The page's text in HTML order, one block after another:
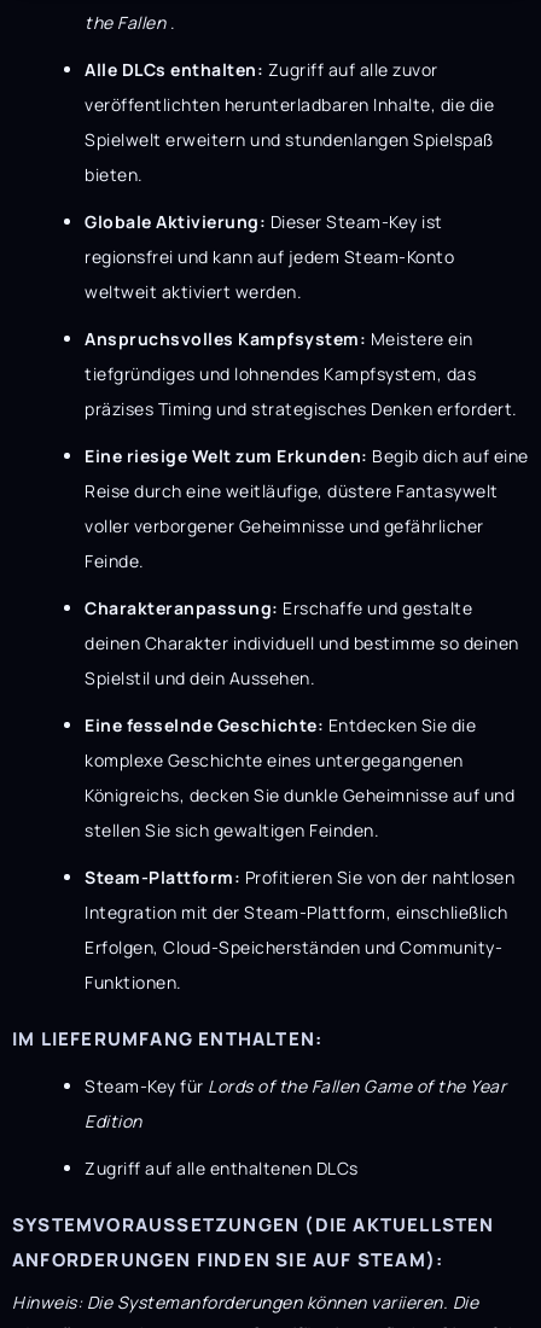
the Fallen.
Alle DLCs enthalten: Zugriff auf alle zuvor
veröffentlichten herunterladbaren Inhalte, die die
Spielwelt erweitern und stundenlangen Spielspaß
bieten.
Globale Aktivierung: Dieser Steam-Key ist
regionsfrei und kann auf jedem Steam-Konto
weltweit aktiviert werden.
Anspruchsvolles Kampfsystem: Meistere ein
tiefgründiges und lohnendes Kampfsystem, das
präzises Timing und strategisches Denken erfordert.
Eine riesige Welt zum Erkunden: Begib dich auf eine
Reise durch eine weitläufige, düstere Fantasywelt
voller verborgener Geheimnisse und gefährlicher
Feinde.
Charakteranpassung: Erschaffe und gestalte
deinen Charakter individuell und bestimme so deinen
Spielstil und dein Aussehen.
Eine fesselnde Geschichte: Entdecken Sie die
komplexe Geschichte eines untergegangenen
Königreichs, decken Sie dunkle Geheimnisse auf und
stellen Sie sich gewaltigen Feinden.
Steam-Plattform: Profitieren Sie von der nahtlosen
Integration mit der Steam-Plattform, einschließlich
Erfolgen, Cloud-Speicherständen und Community-
Funktionen.
IM LIEFERUMFANG ENTHALTEN:
Steam-Key für Lords of the Fallen Game of the Year
Edition
Zugriff auf alle enthaltenen DLCs
SYSTEMVORAUSSETZUNGEN (DIE AKTUELLSTEN
ANFORDERUNGEN FINDEN SIE AUF STEAM):
Hinweis: Die Systemanforderungen können variieren. Die